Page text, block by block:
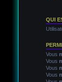
QUI
Vous
Vous
Vous
Vous